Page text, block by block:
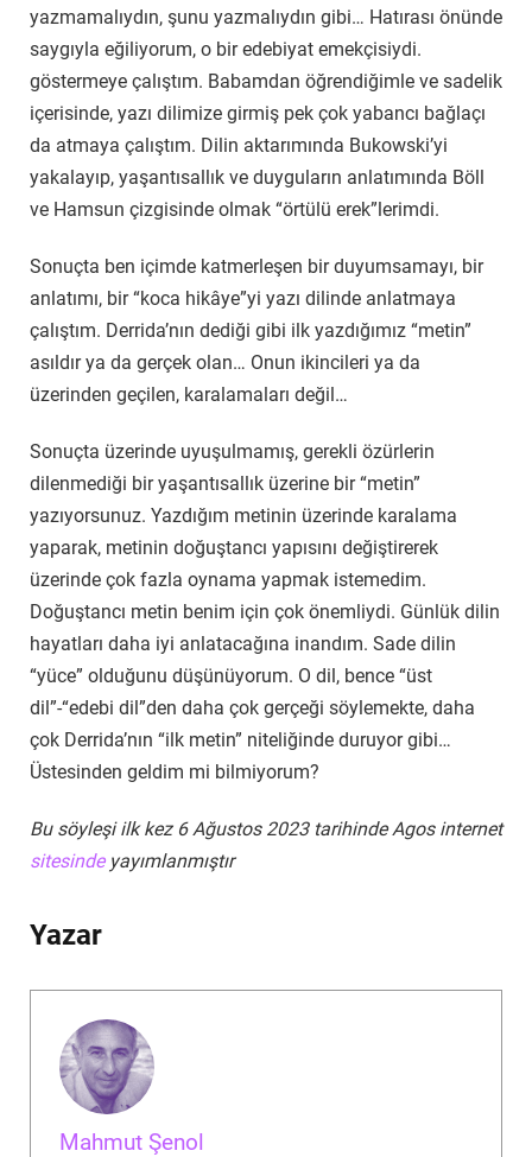
yazmamalıydın, şunu yazmalıydın gibi… Hatırası önünde
saygıyla eğiliyorum, o bir edebiyat emekçisiydi.
göstermeye çalıştım. Babamdan öğrendiğimle ve sadelik
içerisinde, yazı dilimize girmiş pek çok yabancı bağlaçı
da atmaya çalıştım. Dilin aktarımında Bukowski’yi
yakalayıp, yaşantısallık ve duyguların anlatımında Böll
ve Hamsun çizgisinde olmak “örtülü erek”lerimdi.
Sonuçta ben içimde katmerleşen bir duyumsamayı, bir
anlatımı, bir “koca hikâye”yi yazı dilinde anlatmaya
çalıştım. Derrida’nın dediği gibi ilk yazdığımız “metin”
asıldır ya da gerçek olan… Onun ikincileri ya da
üzerinden geçilen, karalamaları değil…
Sonuçta üzerinde uyuşulmamış, gerekli özürlerin
dilenmediği bir yaşantısallık üzerine bir “metin”
yazıyorsunuz. Yazdığım metinin üzerinde karalama
yaparak, metinin doğuştancı yapısını değiştirerek
üzerinde çok fazla oynama yapmak istemedim.
Doğuştancı metin benim için çok önemliydi. Günlük dilin
hayatları daha iyi anlatacağına inandım. Sade dilin
“yüce” olduğunu düşünüyorum. O dil, bence “üst
dil”-“edebi dil”den daha çok gerçeği söylemekte, daha
çok Derrida’nın “ilk metin” niteliğinde duruyor gibi…
Üstesinden geldim mi bilmiyorum?
Bu söyleşi ilk kez 6 Ağustos 2023 tarihinde Agos internet
sitesindeyayımlanmıştır
Yazar
Mahmut Şenol